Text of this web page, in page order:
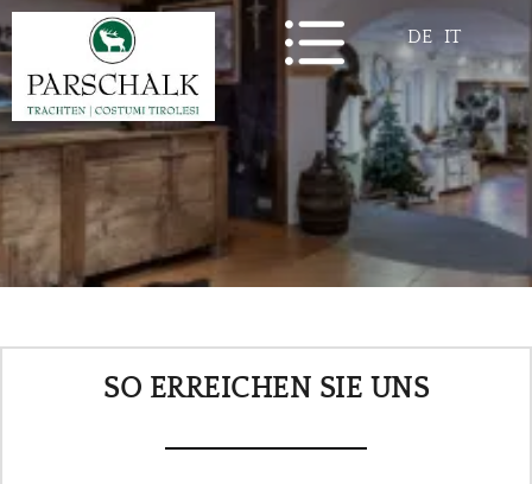
DE IT
SO ERREICHEN SIE UNS